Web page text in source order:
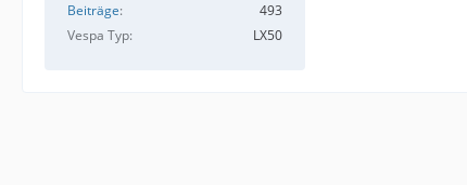
Beiträge
493
Vespa Typ
LX50